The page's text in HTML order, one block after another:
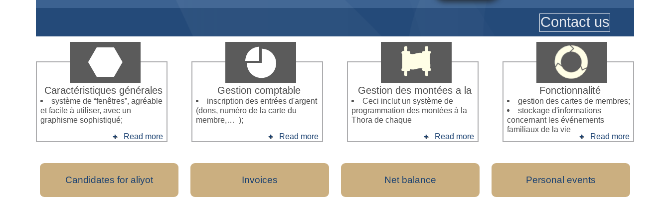
Contact us
Fonctionnalité
gestion des cartes de membres;
stockage d'informations
concernant les événements
familiaux de la vie
Read more
Gestion des montées a la
Ceci inclut un système de
programmation des montées à la
Thora de chaque
Read more
Gestion comptable
inscription des entrées d'argent
(dons, numéro de la carte du
membre,… );
Read more
Caractéristiques générales
système de “fenêtres”, agréable
et facile à utiliser, avec un
graphisme sophistiqué;
Read more
Candidates for aliyot Invoices Net balance Personal events